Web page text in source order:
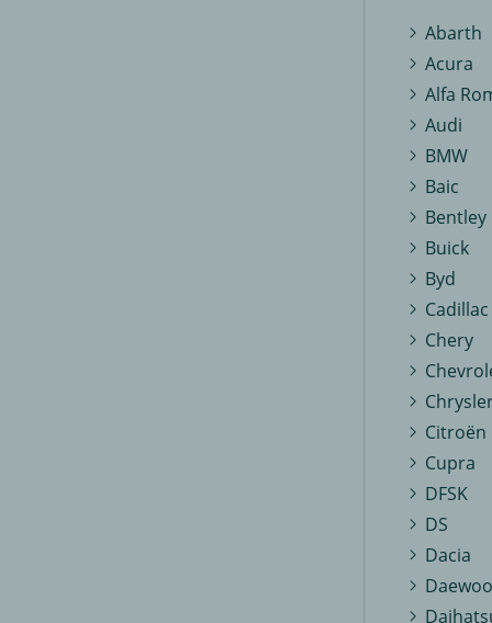
Abarth
Acura
Alfa
Audi
BMW
Baic
Bentley
Buick
Byd
Cadillac
Chery
Citroën
Cupra
DFSK
DS
Dacia
Daewoo